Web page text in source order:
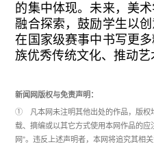
的集中体现。未来，美
融合探索，鼓励学生以创
在国家级赛事中书写更
族优秀传统文化、推动艺
新闻网版权与免责声明：
① 凡本网未注明其他出处的作品，版权
载、摘编或以其它方式使用本网作品的应
网”。违反上述声明者，本网将追究其相关